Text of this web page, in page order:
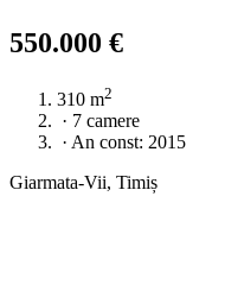
550.000 €
310 m2
· 7 camere
· An const: 2015
Giarmata-Vii, Timiș